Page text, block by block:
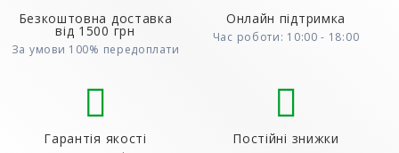
Безкоштовна доставка
від 1500 грн
За умови 100% передоплати
Онлайн підтримка
Час роботи: 10:00 - 18:00
Гарантія якості Постійні знижки